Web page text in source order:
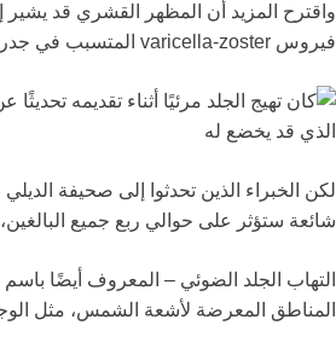
واقترح المزيد أن المظهر القشري قد
فيروس varicella-zoster المتسبب في جدري الماء.
لكن الخبراء الذين تحدثوا إلى صحيفة
شائعة ستؤثر على حوالي ربع جميع
التهاب الجلد الضوئي – المعروف أيضًا
المناطق المعرضة لأشعة الشمس، مثل